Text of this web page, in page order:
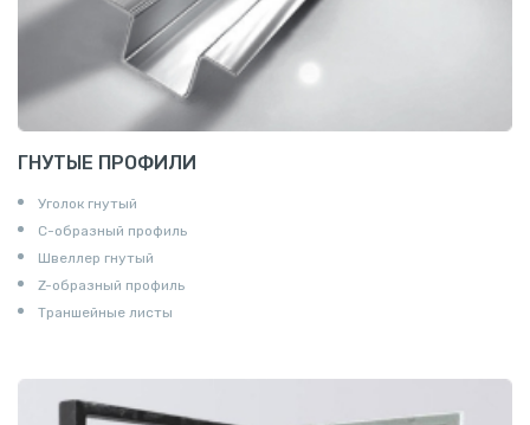
ГНУТЫЕ ПРОФИЛИ
Уголок гнутый
С-образный профиль
Швеллер гнутый
Z-образный профиль
Траншейные листы